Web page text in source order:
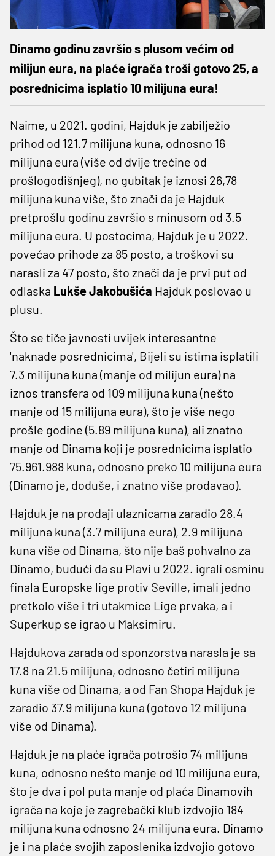
Dinamo godinu završio s plusom većim od
milijun eura, na plaće igrača troši gotovo 25, a
posrednicima isplatio 10 milijuna eura!
Naime, u 2021. godini, Hajduk je zabilježio
prihod od 121.7 milijuna kuna, odnosno 16
milijuna eura (više od dvije trećine od
prošlogodišnjeg), no gubitak je iznosi 26,78
milijuna kuna više, što znači da je Hajduk
pretprošlu godinu završio s minusom od 3.5
milijuna eura. U postocima, Hajduk je u 2022.
povećao prihode za 85 posto, a troškovi su
narasli za 47 posto, što znači da je prvi put od
odlaska Lukše Jakobušića Hajduk poslovao u
plusu.
Što se tiče javnosti uvijek interesantne
'naknade posrednicima', Bijeli su istima isplatili
7.3 milijuna kuna (manje od milijun eura) na
iznos transfera od 109 milijuna kuna (nešto
manje od 15 milijuna eura), što je više nego
prošle godine (5.89 milijuna kuna), ali znatno
manje od Dinama koji je posrednicima isplatio
75.961.988 kuna, odnosno preko 10 milijuna eura
(Dinamo je, doduše, i znatno više prodavao).
Hajduk je na prodaji ulaznicama zaradio 28.4
milijuna kuna (3.7 milijuna eura), 2.9 milijuna
kuna više od Dinama, što nije baš pohvalno za
Dinamo, budući da su Plavi u 2022. igrali osminu
finala Europske lige protiv Seville, imali jedno
pretkolo više i tri utakmice Lige prvaka, a i
Superkup se igrao u Maksimiru.
Hajdukova zarada od sponzorstva narasla je sa
17.8 na 21.5 milijuna, odnosno četiri milijuna
kuna više od Dinama, a od Fan Shopa Hajduk je
zaradio 37.9 milijuna kuna (gotovo 12 milijuna
više od Dinama).
Hajduk je na plaće igrača potrošio 74 milijuna
kuna, odnosno nešto manje od 10 milijuna eura,
što je dva i pol puta manje od plaća Dinamovih
igrača na koje je zagrebački klub izdvojio 184
milijuna kuna odnosno 24 milijuna eura. Dinamo
je i na plaće svojih zaposlenika izdvojio gotovo